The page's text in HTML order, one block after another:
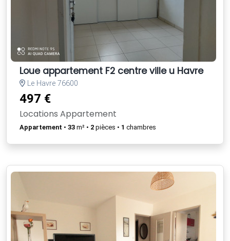
Loue appartement F2 centre ville u Havre
Le Havre 76600
497 €
Locations Appartement
Appartement • 33 m² • 2 pièces • 1 chambres